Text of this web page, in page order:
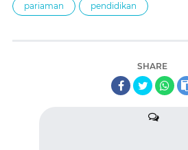
pariaman pendidikan
SHARE